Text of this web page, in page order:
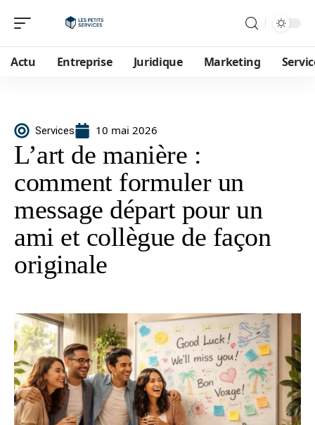
Actu Entreprise Juridique Marketing
Services 10 mai 2026
L’art de manière :
comment formuler un
message départ pour un
ami et collègue de façon
originale